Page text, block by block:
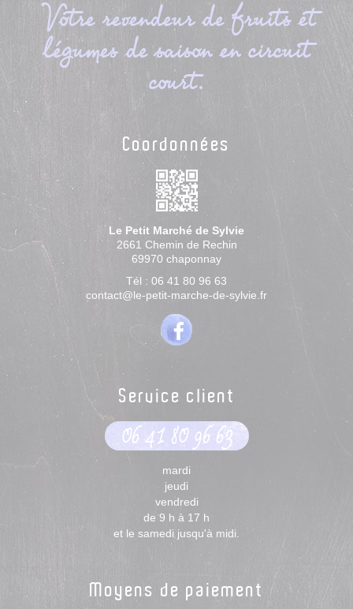
Votre revendeur de fruits et
légumes de saison en circuit
court.
Coordonnées
Le Petit Marché de Sylvie
2661 Chemin de Rechin
69970 chaponnay
Tél : 06 41 80 96 63
contact@le-petit-marche-de-sylvie.fr
Service client
06 41 80 96 63
mardi
jeudi
vendredi
de 9 h à 17 h
et le samedi jusqu'à midi.
Moyens de paiement